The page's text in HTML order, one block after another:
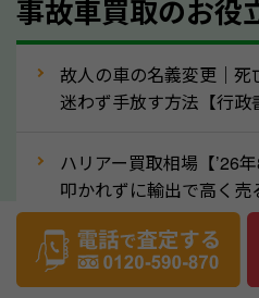
あるため、まずは三重県の
てお気軽にご相談ください
⑥車の需要が高まるタ
高価買取のポイント！
買取依頼をするのもポイン
時期と低い時期があり、低
めになる可能性もあります
れば、高い価格でも買取や
事故車買取のお役
故人の車の名義変更｜死
迷わず手放す方法【行政
ハリアー買取相場【’26
叩かれずに輸出で高く売
ヴェルファイア買取相
でも「輸出」で高く売る